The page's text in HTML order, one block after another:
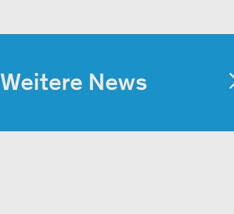
Weitere News